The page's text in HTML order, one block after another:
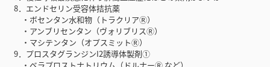
8．エンドセリン受容体拮抗薬
・ボセンタン水和物（トラクリアⓇ）
・アンブリセンタン（ヴォリブリスⓇ）
・マシテンタン（オプスミットⓇ）
9．プロスタグランジンI2誘導体製剤①